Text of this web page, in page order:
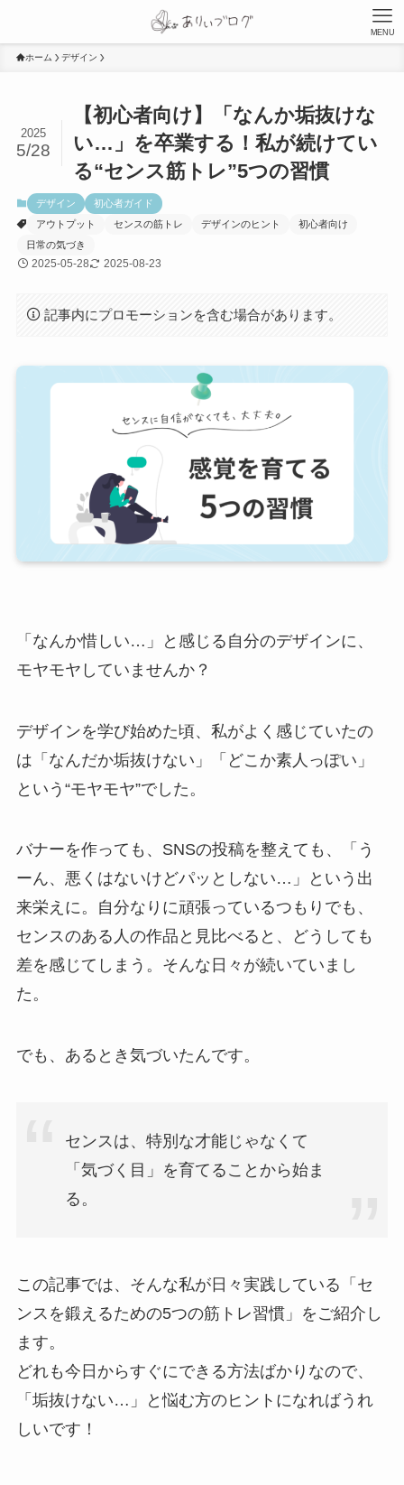
MENU
ホーム デザイン
【初心者向け】「なんか垢抜けな
い…」を卒業する！私が続けてい
る“センス筋トレ”5つの習慣
2025
5/28
デザイン
初心者ガイド
アウトプット
センスの筋トレ デザインのヒント
初心者向け
日常の気づき
2025-05-28 2025-08-23
記事内にプロモーションを含む場合があります。
「なんか惜しい…」と感じる自分のデザインに、
モヤモヤしていませんか？
デザインを学び始めた頃、私がよく感じていたの
は「なんだか垢抜けない」「どこか素人っぽい」
という“モヤモヤ”でした。
バナーを作っても、SNSの投稿を整えても、「う
ーん、悪くはないけどパッとしない…」という出
来栄えに。自分なりに頑張っているつもりでも、
センスのある人の作品と見比べると、どうしても
差を感じてしまう。そんな日々が続いていまし
た。
でも、あるとき気づいたんです。
センスは、特別な才能じゃなくて
「気づく目」を育てることから始ま
る。
この記事では、そんな私が日々実践している「セ
ンスを鍛えるための5つの筋トレ習慣」をご紹介し
ます。
どれも今日からすぐにできる方法ばかりなので、
「垢抜けない…」と悩む方のヒントになればうれ
しいです！